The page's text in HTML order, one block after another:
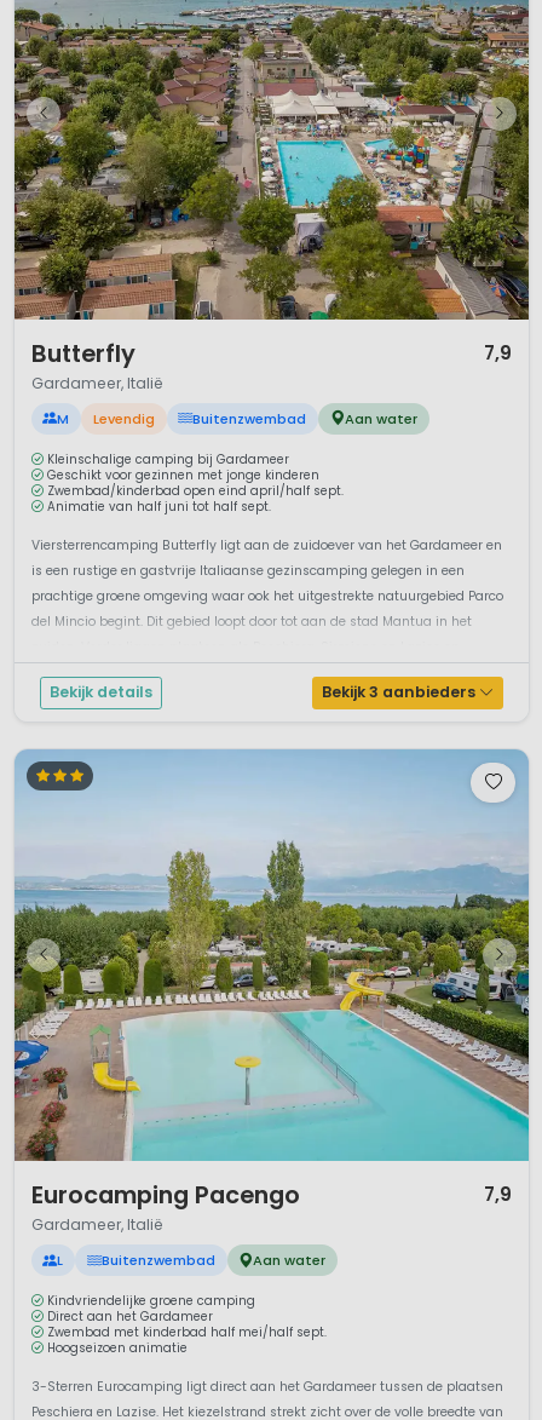
Butterfly 7,9
Gardameer, Italië
M Levendig Buitenzwembad Aan water
Kleinschalige camping bij Gardameer
Geschikt voor gezinnen met jonge kinderen
Zwembad/kinderbad open eind april/half sept.
Animatie van half juni tot half sept.
Viersterrencamping Butterfly ligt aan de zuidoever van het Gardameer en
is een rustige en gastvrije Italiaanse gezinscamping gelegen in een
prachtige groene omgeving waar ook het uitgestrekte natuurgebied Parco
del Mincio begint. Dit gebied loopt door tot aan de stad Mantua in het
Bekijk details Bekijk 3 aanbieders
Eurocamping Pacengo 7,9
Gardameer, Italië
L Buitenzwembad Aan water
Kindvriendelijke groene camping
Direct aan het Gardameer
Zwembad met kinderbad half mei/half sept.
Hoogseizoen animatie
3-Sterren Eurocamping ligt direct aan het Gardameer tussen de plaatsen
Peschiera en Lazise. Het kiezelstrand strekt zicht over de volle breedte van